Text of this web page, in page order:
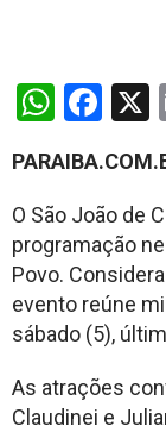
O São João de
programação
Povo.
evento reúne
sábado (5),
As atrações
Claudinei e